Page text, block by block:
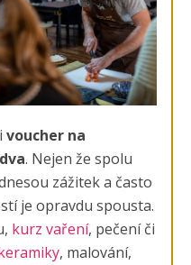
voucher na
. Nejen že spolu
zážitek a často
je opravdu spousta.
kurz vaření, pečení či
, malování,